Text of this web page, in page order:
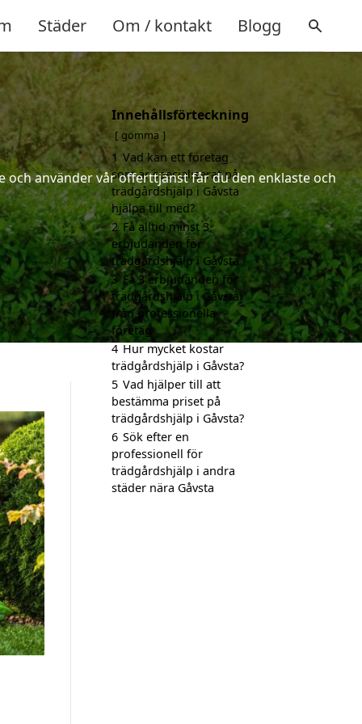
Städer Om / kontakt Blogg
använder vår offerttjänst får du den enklaste och
Innehållsförteckning
gömma
1 Vad kan ett företag
som är specialiserat på
trädgårdshjälp i Gåvsta
hjälpa till med?
2 Få alltid minst 3
erbjudanden för
trädgårdshjälp i Gåvsta
3 Få 3 erbjudanden för
trädgårdshjälp i Gåvsta
från professionella
företag
4 Hur mycket kostar
trädgårdshjälp i Gåvsta?
5 Vad hjälper till att
bestämma priset på
trädgårdshjälp i Gåvsta?
6 Sök efter en
professionell för
trädgårdshjälp i andra
städer nära Gåvsta